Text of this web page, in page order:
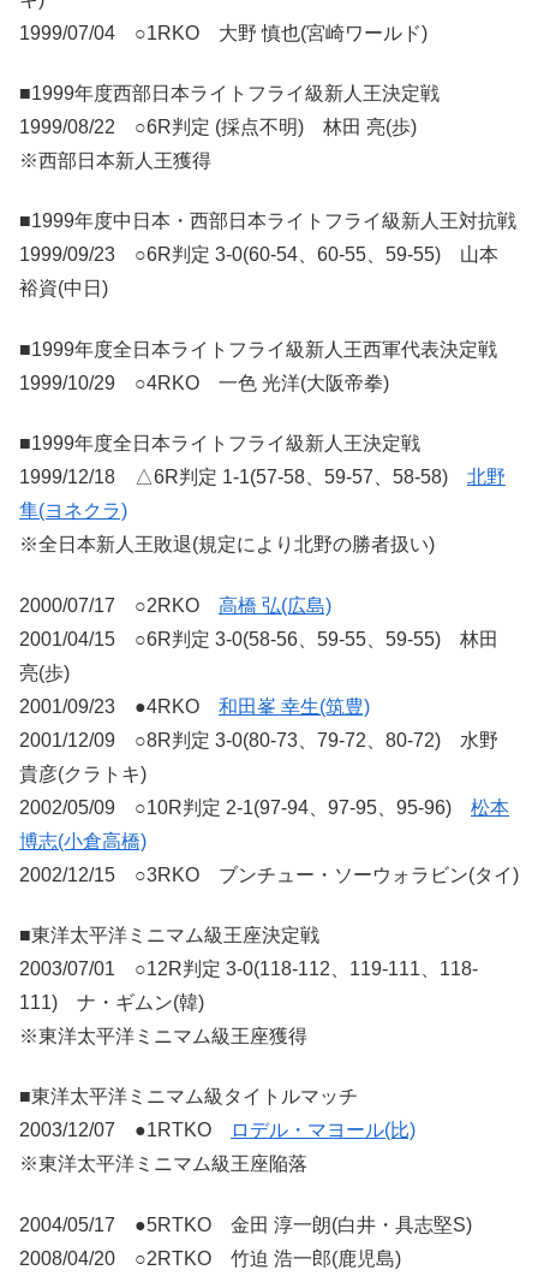
1999/07/04 ○1RKO 大野 慎也(宮崎ワールド)
■1999年度西部日本ライトフライ級新人王決定戦
1999/08/22 ○6R判定 (採点不明) 林田 亮(歩)
※西部日本新人王獲得
■1999年度中日本・西部日本ライトフライ級新人王対抗戦
1999/09/23 ○6R判定 3-0(60-54、60-55、59-55) 山本
裕資(中日)
■1999年度全日本ライトフライ級新人王西軍代表決定戦
1999/10/29 ○4RKO 一色 光洋(大阪帝拳)
■1999年度全日本ライトフライ級新人王決定戦
1999/12/18 △6R判定 1-1(57-58、59-57、58-58) 北野
隼(ヨネクラ)
※全日本新人王敗退(規定により北野の勝者扱い)
2000/07/17 ○2RKO 高橋 弘(広島)
2001/04/15 ○6R判定 3-0(58-56、59-55、59-55) 林田
亮(歩)
2001/09/23 ●4RKO 和田峯 幸生(筑豊)
2001/12/09 ○8R判定 3-0(80-73、79-72、80-72) 水野
貴彦(クラトキ)
2002/05/09 ○10R判定 2-1(97-94、97-95、95-96) 松本
博志(小倉高橋)
2002/12/15 ○3RKO ブンチュー・ソーウォラビン(タイ)
■東洋太平洋ミニマム級王座決定戦
2003/07/01 ○12R判定 3-0(118-112、119-111、118-
111) ナ・ギムン(韓)
※東洋太平洋ミニマム級王座獲得
■東洋太平洋ミニマム級タイトルマッチ
2003/12/07 ●1RTKO
ロデル・マヨール(比)
※東洋太平洋ミニマム級王座陥落
2004/05/17 ●5RTKO 金田 淳一朗(白井・具志堅S)
2008/04/20 ○2RTKO 竹迫 浩一郎(鹿児島)